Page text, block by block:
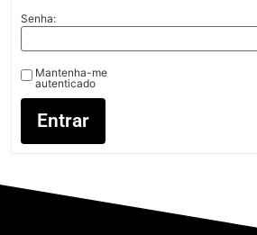
Senha:
Mantenha-me
autenticado
Entrar